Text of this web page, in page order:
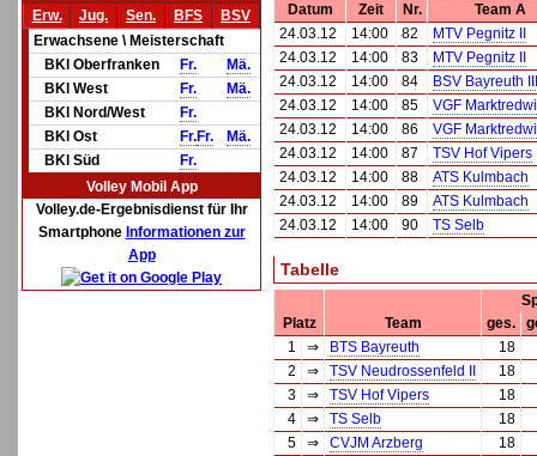
Erw.
Jug. Sen. BFS
BSV
Erwachsene \ Meisterschaft
BKl Oberfranken
Fr.
Mä.
BKl West
Fr.
Mä.
BKl Nord/West
Fr.
BKl Ost
Fr.Fr.
Mä.
BKl Süd
Fr.
Volley Mobil App
Volley.de-Ergebnisdienst für Ihr
Smartphone Informationen zur
App
Datum Zeit Nr.
Team A
24.03.12
14:00 82
MTV Pegnitz II
24.03.12
14:00 83
MTV Pegnitz II
24.03.12
14:00 84
BSV Bayreuth III
24.03.12
14:00 85
VGF
24.03.12
14:00 86
VGF
24.03.12
14:00 87
TSV Hof Vipers
24.03.12
14:00 88
ATS Kulmbach
24.03.12
14:00 89
ATS Kulmbach
24.03.12
14:00 90 TS Selb
Tabelle
Platz
Team ges.
1
⇒ BTS Bayreuth
18
2
⇒ TSV Neudrossenfeld II
18
3
⇒ TSV Hof Vipers
18
4
⇒ TS Selb
18
5
⇒ CVJM Arzberg
18